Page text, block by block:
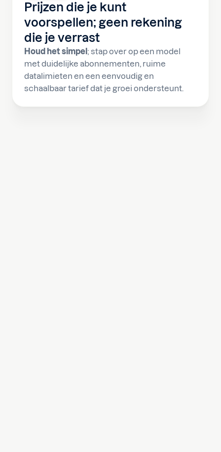
Prijzen die je kunt
voorspellen; geen rekening
die je verrast
Houd het simpel ; stap over op een model
met duidelijke abonnementen, ruime
datalimieten en een eenvoudig en
schaalbaar tarief dat je groei ondersteunt.